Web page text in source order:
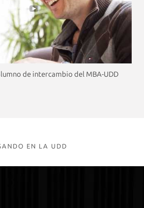
de intercambio del MBA-UDD
EN LA UDD